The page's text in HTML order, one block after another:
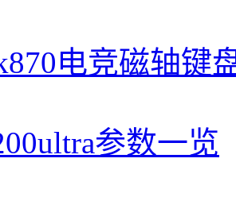
电竞磁轴键
参数一览